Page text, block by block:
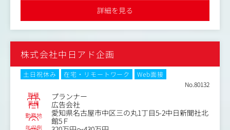
└TVCM、ネット広告、セールスプロモーション、デジタ
└プロジェクトメンバーのマネジメント
└スケジュール管理
など
これまでの総合広告会社として、各種メディアを駆使した
統合コミュニケーション提案が主軸になりますが、事業戦
略コンサルティングやWebプラットフォームの提案など、
プロモーション域に限らない業務が発生することがありま
●国内はもとより、海外展開も積極的に営業展開をしております
●社員教育・研修にも力を入れていて、人が財産という考え方が
強く、また接しやすいパーソナリティの方々が多いことも特徴の
ひとつです
詳細を見る
株式会社中日アド企画
土日祝休み 在宅・リモートワーク
Web面接
No.80132
職種 プランナー
業種 広告会社
勤務地
愛知県名古屋市中区三の丸1丁目5-2中日新聞社北
館5Ｆ
年収例